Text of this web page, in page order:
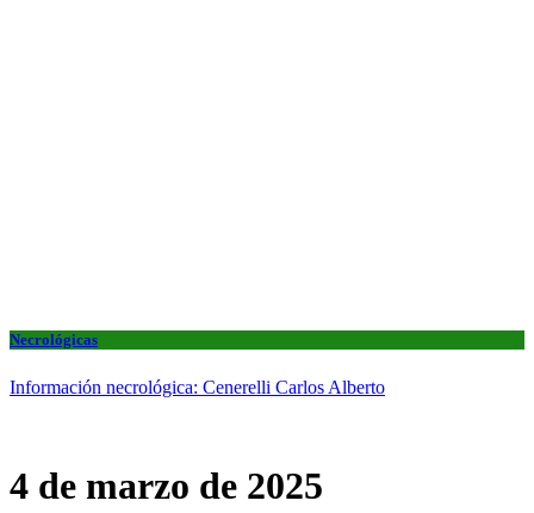
Necrológicas
Información necrológica: Cenerelli Carlos Alberto
4 de marzo de 2025